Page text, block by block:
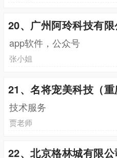
20、广州阿玲科技有限
app软件，公众号
张小姐
21、名将宠美科技（
技术服务
贾老师
22、北京格林城有限公